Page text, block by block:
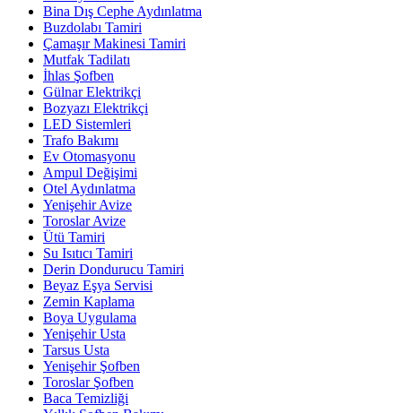
Bina Dış Cephe Aydınlatma
Buzdolabı Tamiri
Çamaşır Makinesi Tamiri
Mutfak Tadilatı
İhlas Şofben
Gülnar Elektrikçi
Bozyazı Elektrikçi
LED Sistemleri
Trafo Bakımı
Ev Otomasyonu
Ampul Değişimi
Otel Aydınlatma
Yenişehir Avize
Toroslar Avize
Ütü Tamiri
Su Isıtıcı Tamiri
Derin Dondurucu Tamiri
Beyaz Eşya Servisi
Zemin Kaplama
Boya Uygulama
Yenişehir Usta
Tarsus Usta
Yenişehir Şofben
Toroslar Şofben
Baca Temizliği